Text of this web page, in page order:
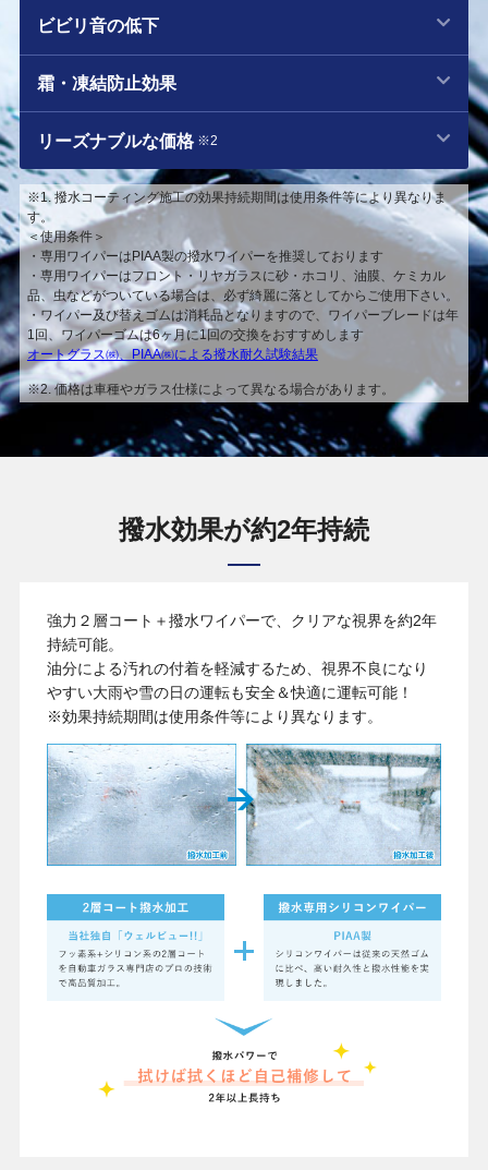
ビビリ音の低下
霜・凍結防止効果
リーズナブルな価格 ※2
※1. 撥水コーティング施工の効果持続期間は使用条件等により異なりま
す。
＜使用条件＞
・専用ワイパーはPIAA製の撥水ワイパーを推奨しております
・専用ワイパーはフロント・リヤガラスに砂・ホコリ、油膜、ケミカル
品、虫などがついている場合は、必ず綺麗に落としてからご使用下さい。
・ワイパー及び替えゴムは消耗品となりますので、ワイパーブレードは年
1回、ワイパーゴムは6ヶ月に1回の交換をおすすめします
オートグラス㈱、PIAA㈱による撥水耐久試験結果
※2. 価格は車種やガラス仕様によって異なる場合があります。
撥水効果が約2年持続
強力２層コート＋撥水ワイパーで、クリアな視界を約2年
持続可能。
油分による汚れの付着を軽減するため、視界不良になり
やすい大雨や雪の日の運転も安全＆快適に運転可能！
※効果持続期間は使用条件等により異なります。